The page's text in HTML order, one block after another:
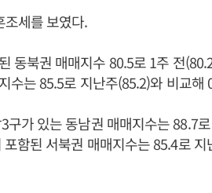
세를 보였다.
동북권 매매지수 80.5로 1주 전
수는 85.5로 지난주(85.2)와 비교해
구가 있는 동남권 매매지수는 88.7
포함된 서북권 매매지수는 85.4로